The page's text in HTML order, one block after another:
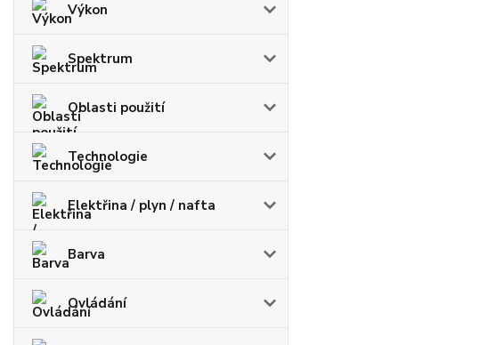
Výkon
Spektrum
Oblasti použití
Technologie
Elektřina / plyn / nafta
Barva
Ovládání